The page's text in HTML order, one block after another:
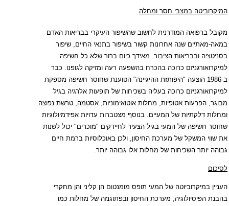
המיקרוביטה במצבי חסר ומחלה
מקובל ברפואה המודרנית לחשוב שהשיפור העיקרי בבריאות האדם
במאה-מאתיים שנה אחרונות קשור בשיפור בתנאי החיים, שיפור
בסניטציה ובבריאות הציבור. מאידך כיום ברור שלא כל חשיפה
למיקרואורגניזם כרוכה בהכרח בהשפעה רעה ומזיקה לגופנו. כבר
ב-1986 הוצעה "היפותזת ההיגיינה" הטוענת שחוסר חשיפה מספקת
למיקרואורגניזם כרוכה בעליה בשכיחות של תופעות אלרגיה בגיל
מבוגר, הפרעות אטופיות, מחלות אוטואימוניות, אסטמה, טרשת נפוצה
ומחלות דלקתיות של המעיים. בנוסף מצטברות עדויות אפידמיולוגיות
שחוסר חשיפה של המעי בגיל הצעיר לחיידקים "מוכרים" יכול לשנות
את שווי המשקל של מערכת החיסון, ולכן באוכלוסיות ברמת חיים
גבוהה יותר השכיחות של מחלות אלו גבוהה יותר.
לסיכום
העניין במיקרוביוטה של המעי תופס מומנטום הן קליני והן מחקרי
בהבנת הפיסיולוגיה, מערכת החיסון ובפתוגנזה של מחלות כמו